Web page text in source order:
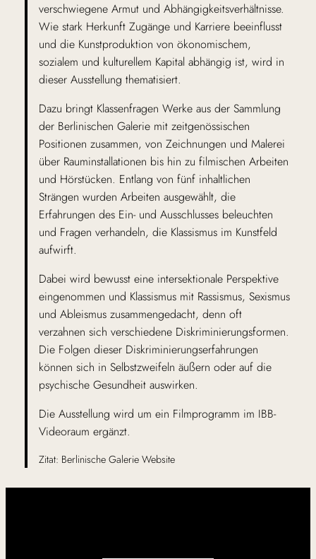
verschwiegene Armut und Abhängigkeitsverhältnisse.
Wie stark Herkunft Zugänge und Karriere beeinflusst
und die Kunstproduktion von ökonomischem,
sozialem und kulturellem Kapital abhängig ist, wird in
dieser Ausstellung thematisiert.
Dazu bringt Klassenfragen Werke aus der Sammlung
der Berlinischen Galerie mit zeitgenössischen
Positionen zusammen, von Zeichnungen und Malerei
über Rauminstallationen bis hin zu filmischen Arbeiten
und Hörstücken. Entlang von fünf inhaltlichen
Strängen wurden Arbeiten ausgewählt, die
Erfahrungen des Ein- und Ausschlusses beleuchten
und Fragen verhandeln, die Klassismus im Kunstfeld
aufwirft.
Dabei wird bewusst eine intersektionale Perspektive
eingenommen und Klassismus mit Rassismus, Sexismus
und Ableismus zusammengedacht, denn oft
verzahnen sich verschiedene Diskriminierungsformen.
Die Folgen dieser Diskriminierungserfahrungen
können sich in Selbstzweifeln äußern oder auf die
psychische Gesundheit auswirken.
Die Ausstellung wird um ein Filmprogramm im IBB-
Videoraum ergänzt.
Zitat: Berlinische Galerie Website